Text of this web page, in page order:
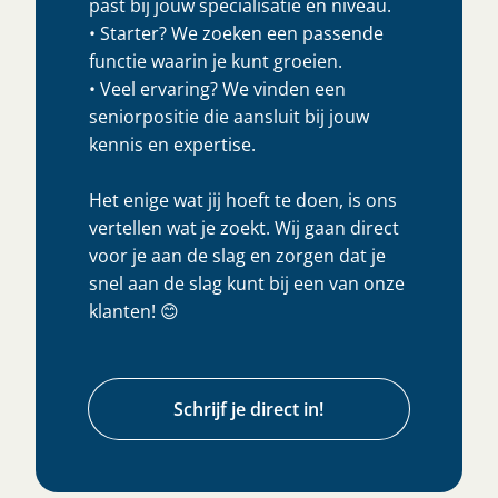
past bij jouw specialisatie en niveau.
• Starter? We zoeken een passende
functie waarin je kunt groeien.
• Veel ervaring? We vinden een
seniorpositie die aansluit bij jouw
kennis en expertise.
Het enige wat jij hoeft te doen, is ons
vertellen wat je zoekt. Wij gaan direct
voor je aan de slag en zorgen dat je
snel aan de slag kunt bij een van onze
klanten! 😊
Schrijf je direct in!